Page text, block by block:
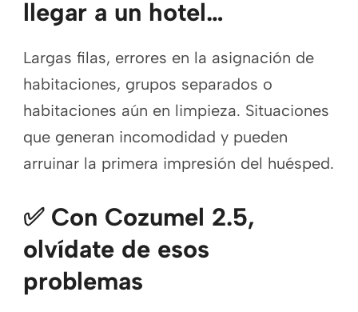
llegar a un hotel…
Largas filas, errores en la asignación de
habitaciones, grupos separados o
habitaciones aún en limpieza. Situaciones
que generan incomodidad y pueden
arruinar la primera impresión del huésped.
✅ Con Cozumel 2.5,
olvídate de esos
problemas